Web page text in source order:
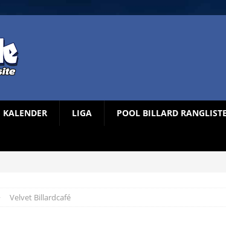
KALENDER LIGA POOL BILLARD
Velvet Billardcafé